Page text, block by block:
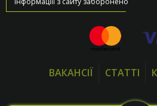
ВАКАНСІЇ СТАТТІ